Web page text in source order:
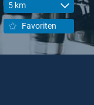
5 km
Favoriten